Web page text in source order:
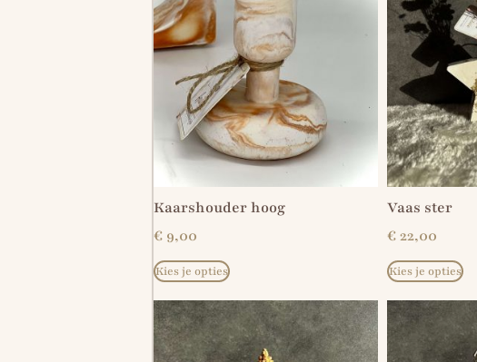
Kaarshouder hoog
€9,00
Kies je opties
Vaas ster
€22,00
Kies je opties